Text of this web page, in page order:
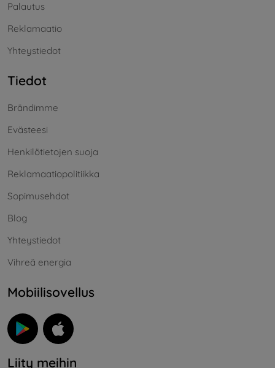
Palautus
Reklamaatio
Yhteystiedot
Tiedot
Brändimme
Evästeesi
Henkilötietojen suoja
Reklamaatiopolitiikka
Sopimusehdot
Blog
Yhteystiedot
Vihreä energia
Mobiilisovellus
Liity meihin